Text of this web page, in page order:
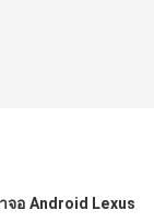
จอ Android Lexus